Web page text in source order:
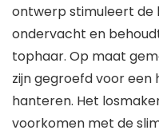
ontwerp stimuleert de
ondervacht en
tophaar. Op maat
zijn gegroefd voor een
hanteren. Het
voorkomen met de